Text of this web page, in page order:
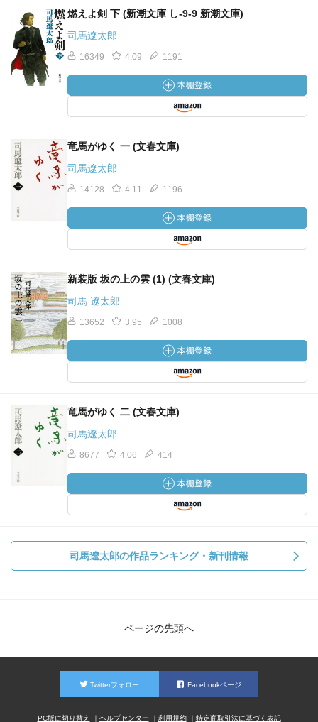
燃えよ剣 下 (新潮文庫 し-9-9 新潮文庫)
司馬遼太郎
16349 4.09 1191
竜馬がゆく 一 (文春文庫)
司馬遼太郎
14128 4.11 1196
新装版 坂の上の雲 (1) (文春文庫)
司馬 遼太郎
13652 3.95 1008
竜馬がゆく 二 (文春文庫)
司馬遼太郎
8677 4.06 414
司馬遼太郎の作品ランキング・新刊情報
ページの先頭へ
Twitterフォロー Facebookページ
PC版に切り替え ヘルプセンター 利用規約 特定商取引法に基づく表記